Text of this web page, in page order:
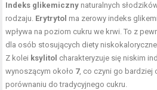
Indeks glikemiczny naturalnych
rodzaju. Erytrytol ma zerowy indeks
wpływa na poziom cukru we krwi. To z
dla osób stosujących diety
Z kolei ksylitol charakteryzuje się niskim
wynoszącym około 7, co czyni go bardziej
porównaniu do tradycyjnego cukru.